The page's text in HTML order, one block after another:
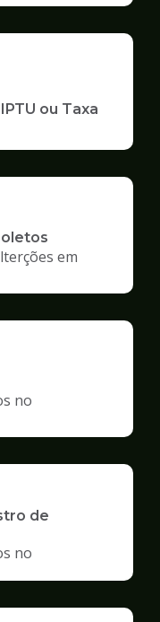
ou Taxa
em
no
de
no